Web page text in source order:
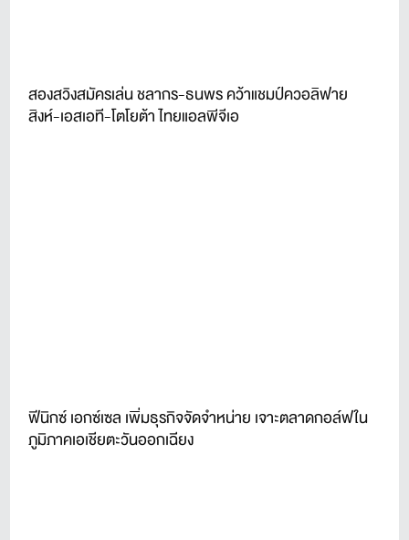
สองสวิงสมัครเล่น ชลากร-ธนพร คว้าแชมป์ควอลิฟาย
สิงห์-เอสเอที-โตโยต้า ไทยแอลพีจีเอ
ฟีนิกซ์ เอกซ์เซล เพิ่มธุรกิจจัดจำหน่าย เจาะตลาดกอล์ฟใน
ภูมิภาคเอเชียตะวันออกเฉียง